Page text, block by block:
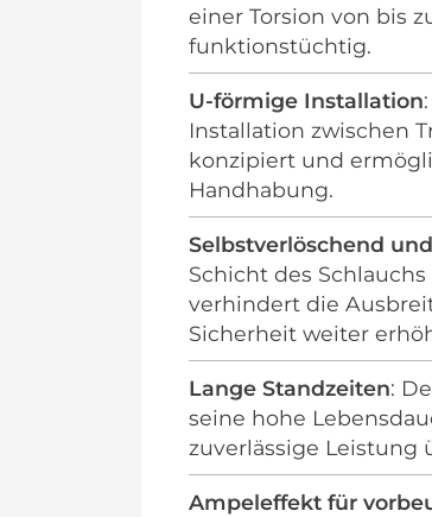
einer Torsion von bis
funktionstüchtig.
U-förmige Installation
Installation zwischen
konzipiert und
Handhabung.
Selbstverlöschend
Schicht des
verhindert die
Sicherheit weiter
Lange Standzeiten:
seine hohe
zuverlässige Leistung
Ampeleffekt für